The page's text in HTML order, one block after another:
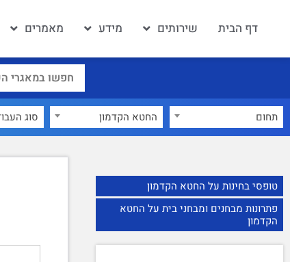
דף הבית שירותים מידע מאמרים
תחום החטא הקדמון
טופסי בחינות על החטא הקדמון
פתרונות מבחנים ומבחני בית על החטא
הקדמון